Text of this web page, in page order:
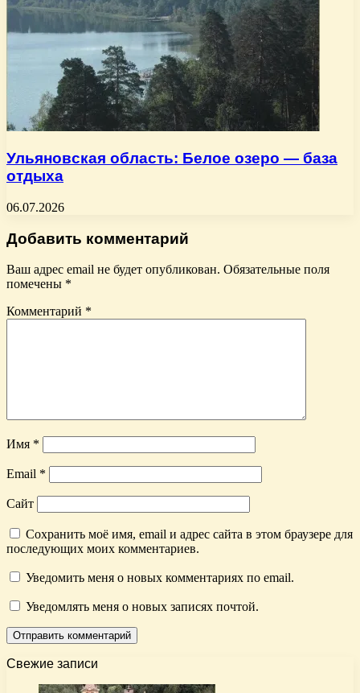
Ульяновская область: Белое озеро — база
отдыха
06.07.2026
Добавить комментарий
Ваш адрес email не будет опубликован. Обязательные поля
помечены *
Комментарий *
Имя *
Email *
Сайт
Сохранить моё имя, email и адрес сайта в этом браузере для
последующих моих комментариев.
Уведомить меня о новых комментариях по email.
Уведомлять меня о новых записях почтой.
Свежие записи